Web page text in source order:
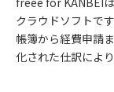
クラウドソフトで
帳簿から経費申請
化された仕訳によ